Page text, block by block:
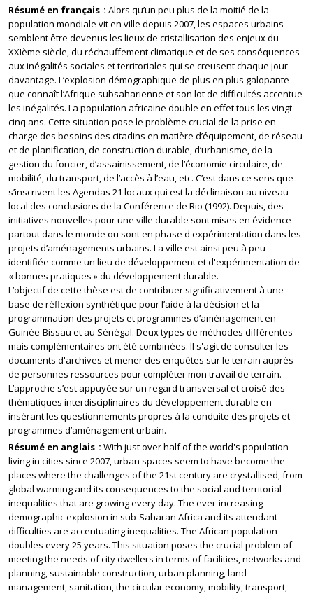
Résumé en français
Alors qu’un peu plus de la moitié de la
population mondiale vit en ville depuis 2007, les espaces urbains
semblent être devenus les lieux de cristallisation des enjeux du
XXIème siècle, du réchauffement climatique et de ses conséquences
aux inégalités sociales et territoriales qui se creusent chaque jour
davantage. L’explosion démographique de plus en plus galopante
que connaît l’Afrique subsaharienne et son lot de difficultés accentue
les inégalités. La population africaine double en effet tous les vingt-
cinq ans. Cette situation pose le problème crucial de la prise en
charge des besoins des citadins en matière d’équipement, de réseau
et de planification, de construction durable, d’urbanisme, de la
gestion du foncier, d’assainissement, de l’économie circulaire, de
mobilité, du transport, de l’accès à l’eau, etc. C’est dans ce sens que
s’inscrivent les Agendas 21 locaux qui est la déclinaison au niveau
local des conclusions de la Conférence de Rio (1992). Depuis, des
initiatives nouvelles pour une ville durable sont mises en évidence
partout dans le monde ou sont en phase d'expérimentation dans les
projets d’aménagements urbains. La ville est ainsi peu à peu
identifiée comme un lieu de développement et d'expérimentation de
« bonnes pratiques » du développement durable.
L’objectif de cette thèse est de contribuer significativement à une
base de réflexion synthétique pour l’aide à la décision et la
programmation des projets et programmes d’aménagement en
Guinée-Bissau et au Sénégal. Deux types de méthodes différentes
mais complémentaires ont été combinées. Il s'agit de consulter les
documents d'archives et mener des enquêtes sur le terrain auprès
de personnes ressources pour compléter mon travail de terrain.
L’approche s’est appuyée sur un regard transversal et croisé des
thématiques interdisciplinaires du développement durable en
insérant les questionnements propres à la conduite des projets et
programmes d’aménagement urbain.
Résumé en anglais
With just over half of the world's population
living in cities since 2007, urban spaces seem to have become the
places where the challenges of the 21st century are crystallised, from
global warming and its consequences to the social and territorial
inequalities that are growing every day. The ever-increasing
demographic explosion in sub-Saharan Africa and its attendant
difficulties are accentuating inequalities. The African population
doubles every 25 years. This situation poses the crucial problem of
meeting the needs of city dwellers in terms of facilities, networks and
planning, sustainable construction, urban planning, land
management, sanitation, the circular economy, mobility, transport,